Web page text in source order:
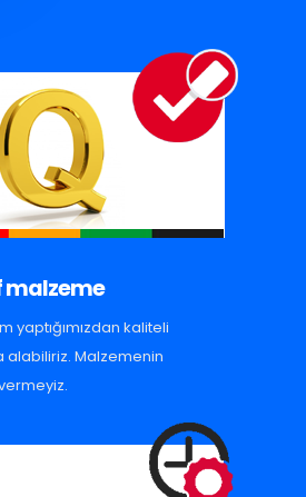
malzeme
yaptığımızdan kaliteli
Malzemenin